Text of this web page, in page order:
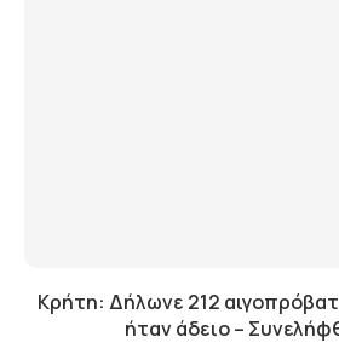
Κρήτη: Δήλωνε 212
ήταν άδειο –